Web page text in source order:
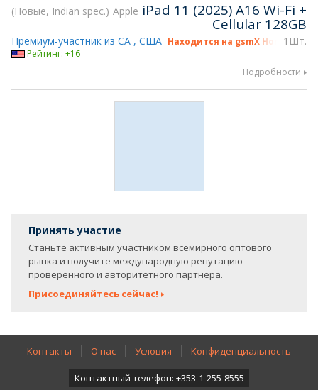
Новые, Indian spec. Apple iPad 11 (2025) A16 Wi-Fi +
Cellular 128GB
1Шт.
Премиум-участник из CA , США Находится на gsmX Hong Kong
Рейтинг: +16
Подробности
Принять участие
Станьте активным участником всемирного оптового
рынка и получите международную репутацию
проверенного и авторитетного партнёра.
Присоединяйтесь сейчас!
Контакты О нас Условия Конфиденциальность
Контактный телефон: +353-1-255-8555